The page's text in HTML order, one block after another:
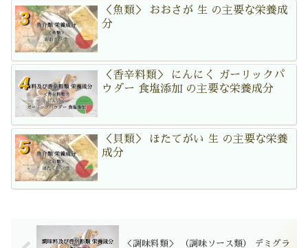
＜魚類＞ おおさが 生 の主要な栄養成
分
＜香辛料類＞ にんにく ガーリックパ
ウダー 食塩添加 の主要な栄養成分
＜貝類＞ ほたてがい 生 の主要な栄養
成分
＜調味料類＞ （調味ソース類） デミグラ